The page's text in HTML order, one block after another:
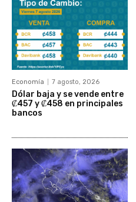
Economía 7 agosto, 2026
Dólar baja y se vende entre
₡457 y ₡458 en principales
bancos